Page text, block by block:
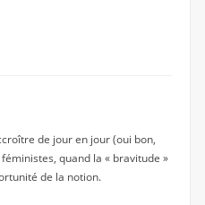
de jour en jour (oui bon,
quand la « bravitude »
de la notion.